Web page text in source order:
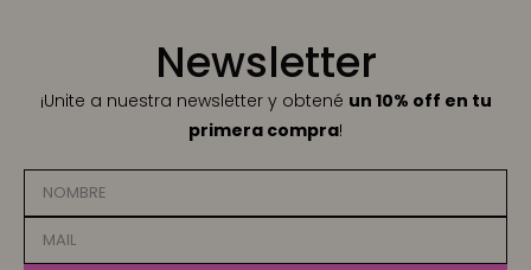
Newsletter
¡Unite a nuestra newsletter y obtené un 10% off en tu
primera compra!